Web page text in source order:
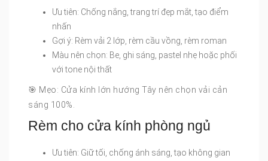
Ưu tiên: Chống nắng, trang trí đẹp mắt, tạo điểm
nhấn
Gợi ý: Rèm vải 2 lớp, rèm cầu vồng, rèm roman
Màu nên chọn: Be, ghi sáng, pastel nhẹ hoặc phối
với tone nội thất
🎯 Mẹo: Cửa kính lớn hướng Tây nên chọn vải cản
sáng 100%.
Rèm cho cửa kính phòng ngủ
Ưu tiên: Giữ tối, chống ánh sáng, tạo không gian